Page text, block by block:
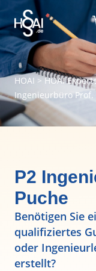
HOAI > HOAI
Ingenieurbüro Prof.
P2
Puche
Benötigen Sie
qualifiziertes
oder
erstellt?